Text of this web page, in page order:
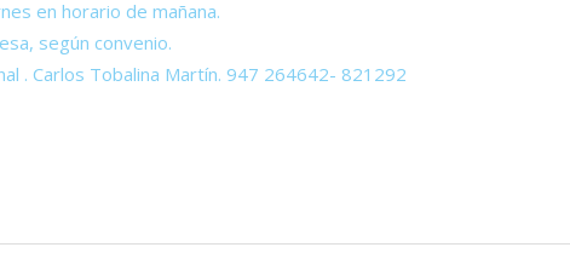
en horario de mañana.
según convenio.
. Carlos Tobalina Martín. 947 264642- 821292